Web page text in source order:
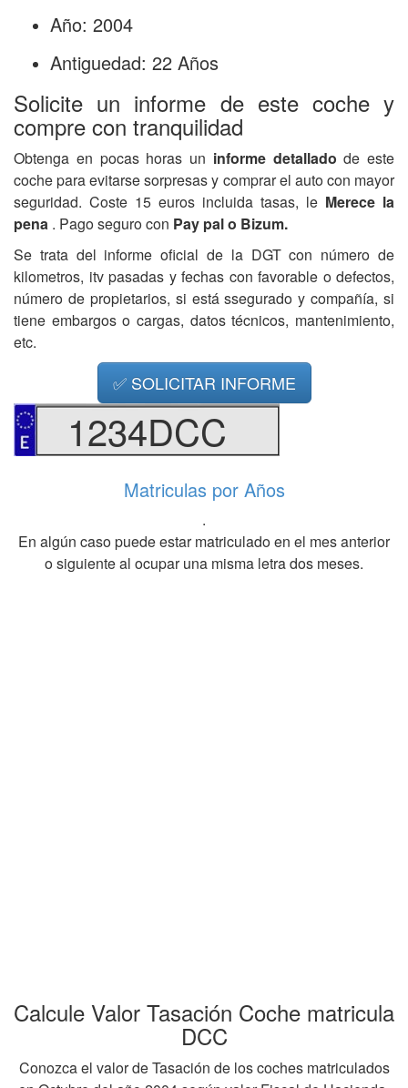
Año: 2004
Antiguedad: 22 Años
Solicite un informe de este coche y
compre con tranquilidad
Obtenga en pocas horas un informe detalladode este
coche para evitarse sorpresas y comprar el auto con mayor
seguridad. Coste 15 euros incluida tasas, le Merece la
pena . Pago seguro con Pay pal o Bizum.
Se trata del informe oficial de la DGT con número de
kilometros, itv pasadas y fechas con favorable o defectos,
número de propietarios, si está ssegurado y compañía, si
tiene embargos o cargas, datos técnicos, mantenimiento,
etc.
✅ SOLICITAR INFORME
1234DCC
Matriculas por Años
.
En algún caso puede estar matriculado en el mes anterior
o siguiente al ocupar una misma letra dos meses.
Calcule Valor Tasación Coche matricula
DCC
Conozca el valor de Tasación de los coches matriculados